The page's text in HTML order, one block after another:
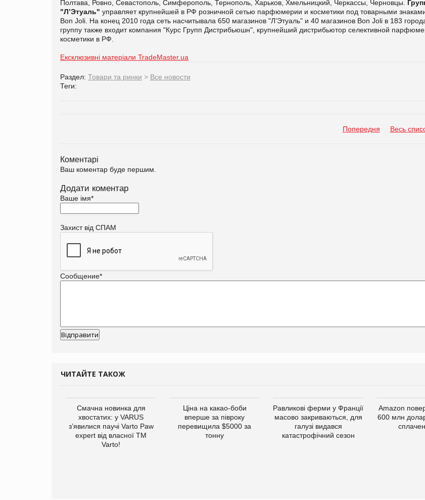
Полтава, Ровно, Севастополь, Симферополь, Тернополь, Харьков, Хмельницкий, Черкассы, Черновцы.
"Л’Этуаль" управляет крупнейшей в РФ розничной сетью парфюмерии и косметики под товарными
Bon Joli. На конец 2010 года сеть насчитывала 650 магазинов "Л’Этуаль" и 40 магазинов Bon Joli в 183
группу также входит компания "Курс Групп Дистрибьюшн", крупнейший дистрибьютор селективной
косметики в РФ.
Ексклюзивні матеріали TradeMaster.ua
Раздел: Товари та ринки > Все новости
Теги:
Попередня Весь
Коментарі
Ваш коментар буде першим.
Додати коментар
Ваше імя*
Захист від СПАМ
Сообщение*
ЧИТАЙТЕ ТАКОЖ
Смачна новинка для
хвостатих: у VARUS
з’явилися паучі Varto Paw
expert від власної ТМ
Varto!
Ціна на какао-боби
вперше за півроку
перевищила $5000 за
тонну
Равликові ферми у Франції
масово закриваються, для
галузі видався
катастрофічний сезон
Amazon
600 млн